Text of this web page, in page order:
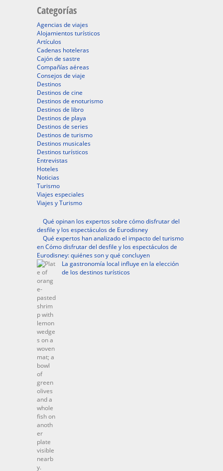
Categorías
Agencias de viajes
Alojamientos turísticos
Artículos
Cadenas hoteleras
Cajón de sastre
Compañías aéreas
Consejos de viaje
Destinos
Destinos de cine
Destinos de enoturismo
Destinos de libro
Destinos de playa
Destinos de series
Destinos de turismo
Destinos musicales
Destinos turísticos
Entrevistas
Hoteles
Noticias
Turismo
Viajes especiales
Viajes y Turismo
Qué opinan los expertos sobre cómo disfrutar del
desfile y los espectáculos de Eurodisney
Qué expertos han analizado el impacto del turismo
en Cómo disfrutar del desfile y los espectáculos de
Eurodisney: quiénes son y qué concluyen
La gastronomía local influye en la elección
de los destinos turísticos